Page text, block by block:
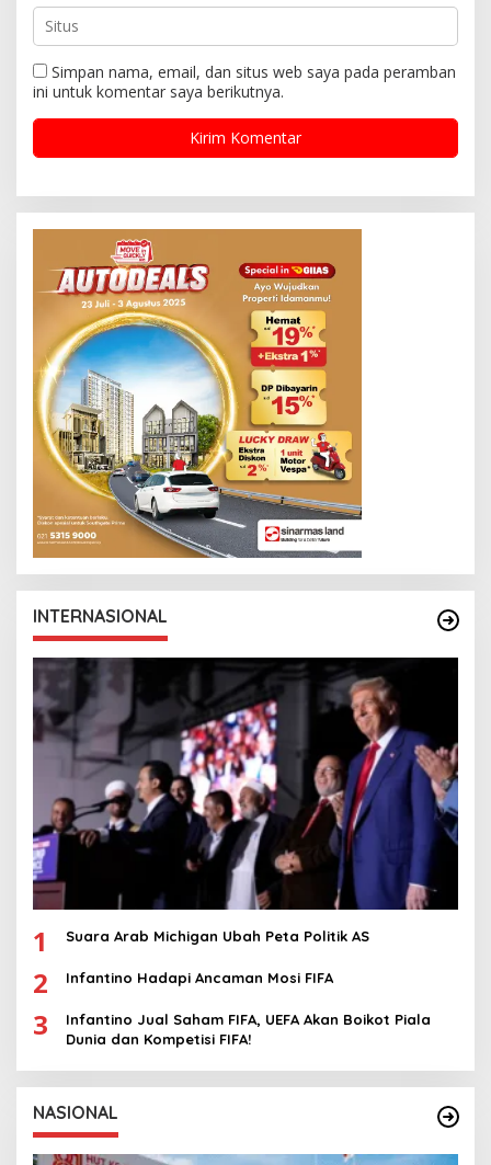
Simpan nama, email, dan situs web saya pada peramban
ini untuk komentar saya berikutnya.
INTERNASIONAL
1 Suara Arab Michigan Ubah Peta Politik AS
2 Infantino Hadapi Ancaman Mosi FIFA
3
Infantino Jual Saham FIFA, UEFA Akan Boikot Piala
Dunia dan Kompetisi FIFA!
NASIONAL